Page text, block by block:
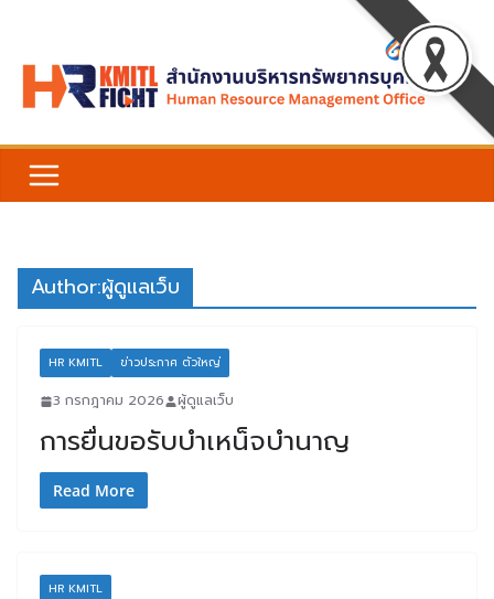
content
Author:ผู้ดูแลเว็บ
HR KMITL ข่าวประกาศ ตัวใหญ่
3 กรกฎาคม 2026 ผู้ดูแลเว็บ
การยื่นขอรับบำเหน็จบำนาญ
Read More
HR KMITL